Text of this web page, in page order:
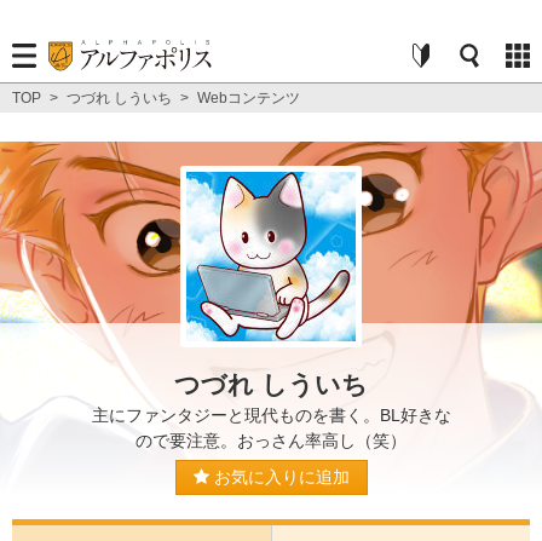
TOP > つづれ しういち > Webコンテンツ
つづれ しういち
主にファンタジーと現代ものを書く。BL好きな
ので要注意。おっさん率高し（笑）
お気に入りに追加